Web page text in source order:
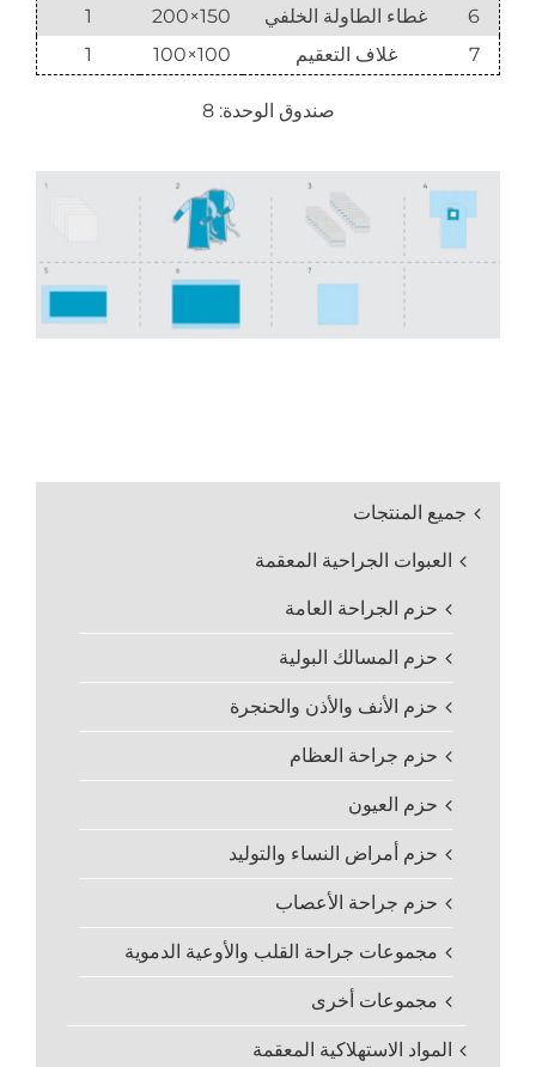
6
غطاء الطاولة الخلفي 150×200
1
7
غلاف التعقيم 100×100
1
صندوق الوحدة: 8
جميع المنتجات
العبوات الجراحية المعقمة
حزم الجراحة العامة
حزم المسالك البولية
حزم الأنف والأذن والحنجرة
حزم جراحة العظام
حزم العيون
حزم أمراض النساء والتوليد
حزم جراحة الأعصاب
مجموعات جراحة القلب والأوعية الدموية
مجموعات أخرى
المواد الاستهلاكية المعقمة